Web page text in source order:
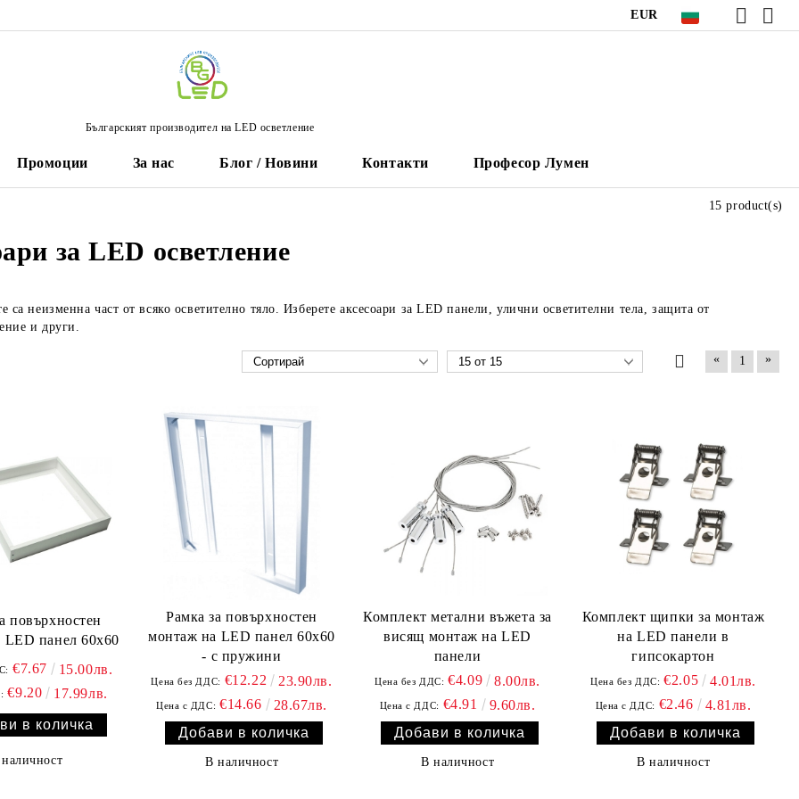
EUR
Българският производител на LED осветление
Промоции За нас Блог / Новини Контакти Професор Лумен
за LED осветление
са неизменна част от всяко осветително тяло. Изберете аксесоари за LED панели, улични осветителни тела, защита от
и други.
15 product(s)
« 1 »
повърхностен
панел 60x60
€7.67 15.00лв.
€9.20 17.99лв.
Рамка за повърхностен
монтаж на LED панел 60x60
- с пружини
Цена без ДДС: €12.22 23.90лв.
Цена с ДДС: €14.66 28.67лв.
В наличност
Комплект метални въжета за
висящ монтаж на LED
панели
Цена без ДДС: €4.09 8.00лв.
Цена с ДДС: €4.91 9.60лв.
В наличност
Комплект щипки за монтаж
на LED панели в
гипсокартон
Цена без ДДС: €2.05 4.01лв.
Цена с ДДС: €2.46 4.81лв.
В наличност